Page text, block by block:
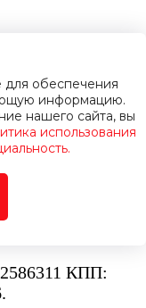
© 2007 — 2026.
КПП:
для обеспечения
информацию.
нашего сайта, вы
использования